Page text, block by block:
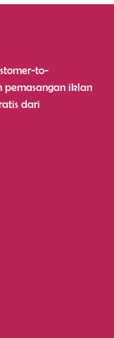
to-
pemasangan iklan
dari